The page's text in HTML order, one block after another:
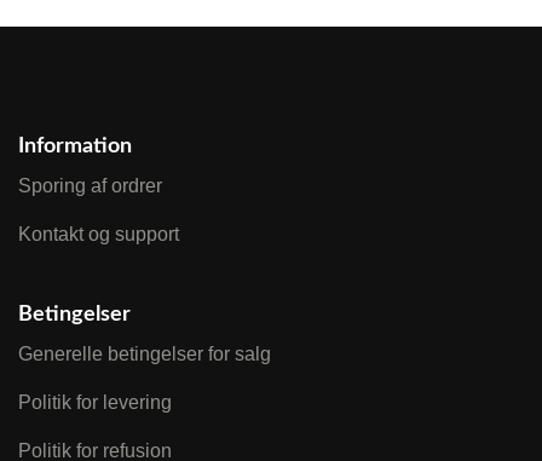
Information
Sporing af ordrer
Kontakt og support
Betingelser
Generelle betingelser for salg
Politik for levering
Politik for refusion